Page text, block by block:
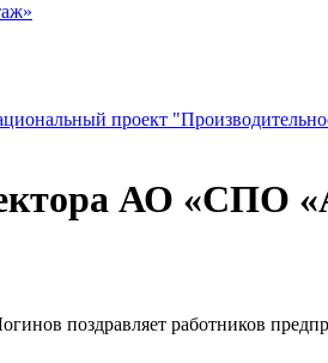
АО «СПО
поздравляет работников